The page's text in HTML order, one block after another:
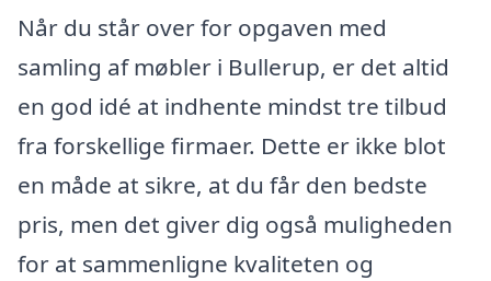
Når du står over for opgaven med
samling af møbler i Bullerup, er det altid
en god idé at indhente mindst tre tilbud
fra forskellige firmaer. Dette er ikke blot
en måde at sikre, at du får den bedste
pris, men det giver dig også muligheden
for at sammenligne kvaliteten og